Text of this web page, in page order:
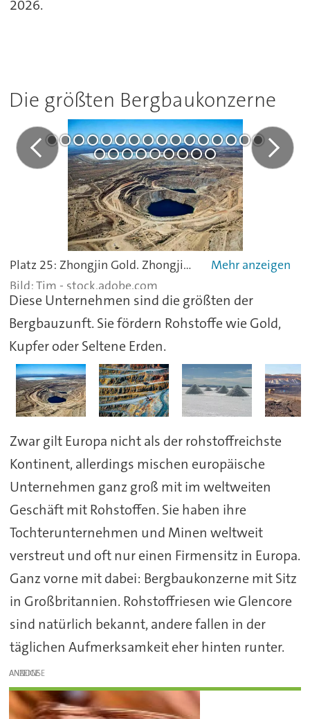
2026.
Die größten Bergbaukonzerne
Platz 25: Zhongjin Gold. Zhongjin Gold ist einer der bedeutenden Goldproduzenten Chinas. Das Unternehmen mit Sitz in Peking wurde im Jahr 2000 gegründet. Das Kerngeschäft umfasst Exploration, Abbau, Aufbereitung und Verhüttung von Gold sowie weiterer Nichteisenmetalle. Neben Gold produziert Zhongjin Gold unter anderem Kupfer, Silber, Eisenerz und Schwefelsäure. Das Unternehmen ist damit nicht nur klassischer Goldminenbetreiber, sondern auch in angrenzenden metallurgischen Wertschöpfungsstufen aktiv. 2025 kam ein Umsatz von 12,22 Mrd. USD.
Tim - stock.adobe.com
Diese Unternehmen sind die größten der
Bergbauzunft. Sie fördern Rohstoffe wie Gold,
Kupfer oder Seltene Erden.
Zwar gilt Europa nicht als der rohstoffreichste
Kontinent, allerdings mischen europäische
Unternehmen ganz groß mit im weltweiten
Geschäft mit Rohstoffen. Sie haben ihre
Tochterunternehmen und Minen weltweit
verstreut und oft nur einen Firmensitz in Europa.
Ganz vorne mit dabei: Bergbaukonzerne mit Sitz
in Großbritannien. Rohstoffriesen wie Glencore
sind natürlich bekannt, andere fallen in der
täglichen Aufmerksamkeit eher hinten runter.
ANZEIGE